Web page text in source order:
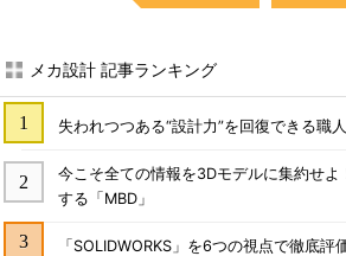
メカ設計 記事ランキング
失われつつある“設計力”を回復できる職
今こそ全ての情報を3Dモデルに集約せ
する「MBD」
「SOLIDWORKS」を6つの視点で徹底評